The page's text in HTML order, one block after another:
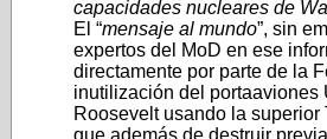
capacidades nucleares de
El “mensaje al mundo”, sin
expertos del MoD en ese
directamente por parte de la
inutilización del portaaviones
Roosevelt usando la superior
que además de destruir